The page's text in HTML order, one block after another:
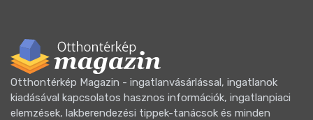
Otthontérkép Magazin - ingatlanvásárlással, ingatlanok
kiadásával kapcsolatos hasznos információk, ingatlanpiaci
elemzések, lakberendezési tippek-tanácsok és minden